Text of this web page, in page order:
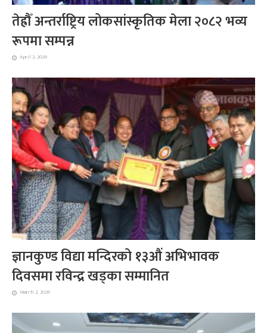
तेह्रौँ अन्तर्राष्ट्रिय लोकसांस्कृतिक मेला २०८२ भव्य
रूपमा सम्पन्न
April 2, 2026
ज्ञानकुण्ड विद्या मन्दिरको १३औं अभिभावक
दिवसमा रविन्द्र खड्का सम्मानित
March 2, 2026